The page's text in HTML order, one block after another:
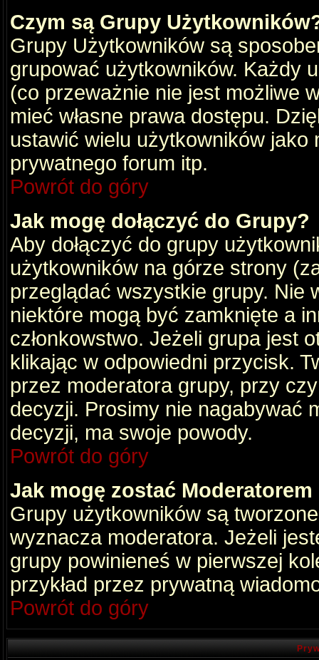
Czym są Grupy
Grupy Użytkowników są
grupować użytkowników. Każdy
(co przeważnie nie jest możliwe
mieć własne prawa dostępu.
ustawić wielu użytkowników
prywatnego forum itp.
Powrót do góry
Jak mogę dołączyć do Grupy?
Aby dołączyć do grupy
użytkowników na górze strony
przeglądać wszystkie grupy. Nie
niektóre mogą być zamknięte a
członkowstwo. Jeżeli grupa jest
klikając w odpowiedni przycisk.
przez moderatora grupy, przy
decyzji. Prosimy nie nagabywać
decyzji, ma swoje powody.
Powrót do góry
Jak mogę zostać
Grupy użytkowników są
wyznacza moderatora. Jeżeli
grupy powinieneś w pierwszej
przykład przez prywatną
Powrót do góry